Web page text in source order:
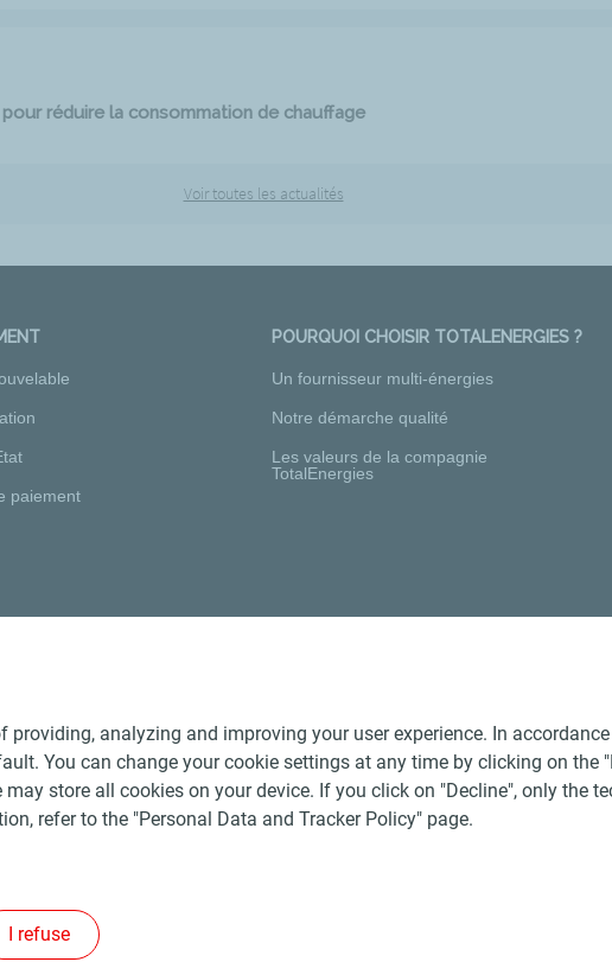
réduire la consommation de chauffage
Voir toutes les actualités
paiement
POURQUOI CHOISIR TOTALENERGIES ?
Un fournisseur multi-énergies
Notre démarche qualité
Les valeurs de la compagnie
TotalEnergies
de Vente Produits Pétroliers
- Les sites de la compagnie TotalEnergies
analyzing and improving your user experience. In
You can change your cookie settings at any time by clicking on the
store all cookies on your device. If you click on "Decline", only the
refer to the "Personal Data and Tracker Policy" page.
I refuse